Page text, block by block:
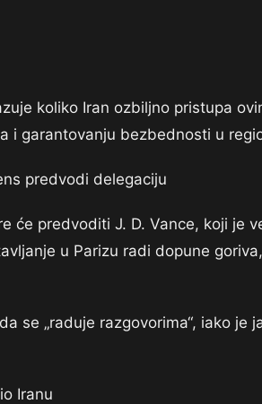
koliko Iran ozbiljno pristupa
i garantovanju bezbednosti u
predvodi delegaciju
će predvoditi J. D. Vance, koji je
u Parizu radi dopune
se „raduje razgovorima“, iako je
Iranu